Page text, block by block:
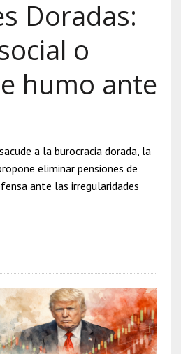
Doradas:
o
humo ante
a la burocracia dorada, la
eliminar pensiones de
ante las irregularidades